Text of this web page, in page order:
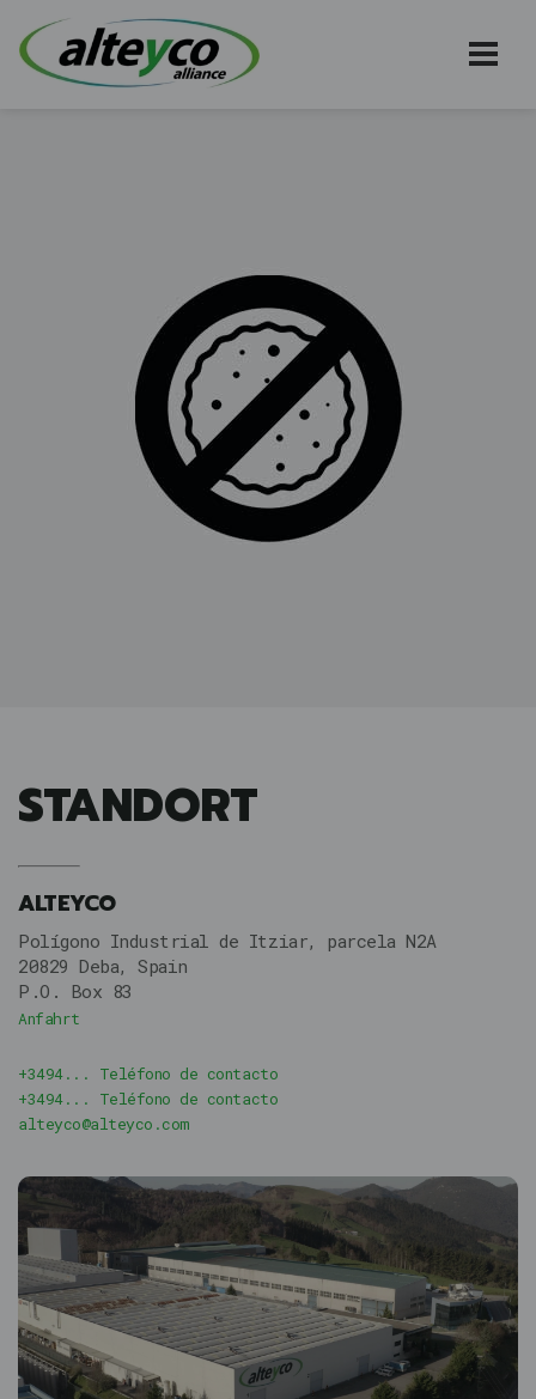
STANDORT
ALTEYCO
Polígono Industrial de Itziar, parcela N2A
20829 Deba, Spain
P.O. Box 83
Anfahrt
+3494... Teléfono de contacto
+3494... Teléfono de contacto
alteyco@alteyco.com